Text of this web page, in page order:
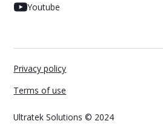
Youtube
Ultratek Solutions © 2024
Privacy policy
Terms of use